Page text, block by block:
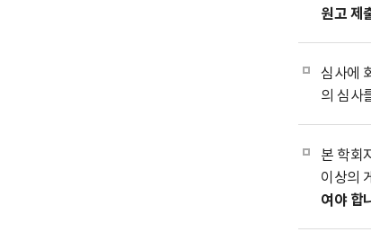
원고 제
심사에
의 심사
본 학회
이상의
여야 합